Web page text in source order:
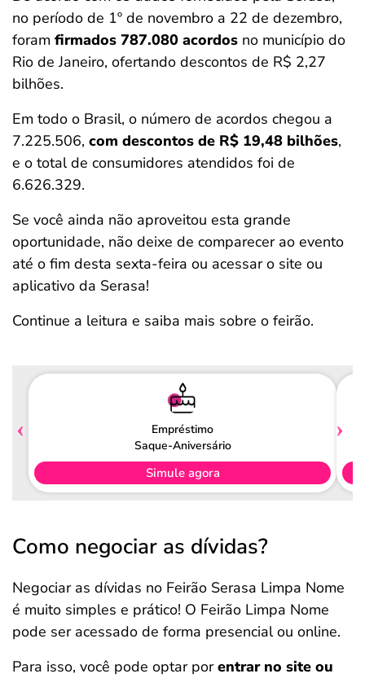
no período de 1º de novembro a 22 de dezembro,
foram firmados 787.080 acordos no município do
Rio de Janeiro, ofertando descontos de R$ 2,27
bilhões.
Em todo o Brasil, o número de acordos chegou a
7.225.506, com descontos de R$ 19,48 bilhões,
e o total de consumidores atendidos foi de
6.626.329.
Se você ainda não aproveitou esta grande
oportunidade, não deixe de comparecer ao evento
até o fim desta sexta-feira ou acessar o site ou
aplicativo da Serasa!
Continue a leitura e saiba mais sobre o feirão.
Empréstimo
Saque-Aniversário
Simule agora
Como negociar as dívidas?
Negociar as dívidas no Feirão Serasa Limpa Nome
é muito simples e prático! O Feirão Limpa Nome
pode ser acessado de forma presencial ou online.
Para isso, você pode optar porentrar no site ou